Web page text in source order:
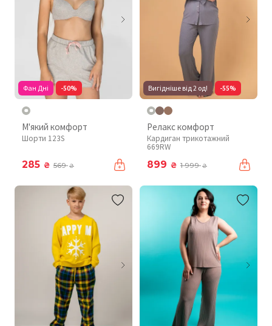
Фан Дні -50%
М'який комфорт
Шорти 123S
285 ₴ 569₴
Вигідніше від 2 од! -55%
Релакс комфорт
Кардиган трикотажний
669RW
899 ₴ 1 999₴